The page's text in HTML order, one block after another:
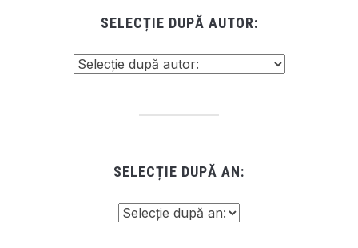
SELECȚIE DUPĂ AUTOR:
SELECȚIE DUPĂ AN: